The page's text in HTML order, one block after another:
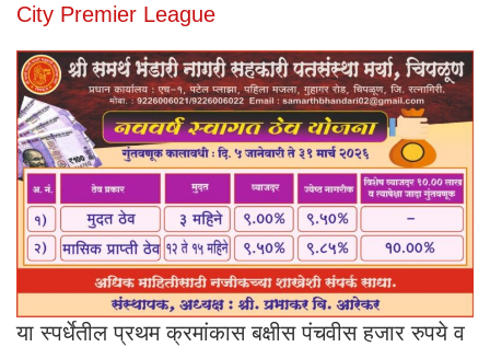
City Premier League
या स्पर्धेतील प्रथम क्रमांकास बक्षीस पंचवीस हजार रुपये व